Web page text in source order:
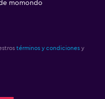
momondo
términos y condiciones y